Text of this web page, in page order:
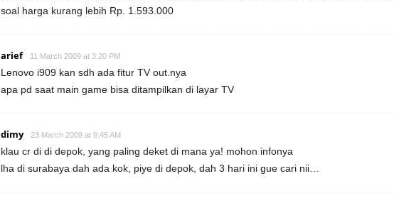
soal harga kurang lebih Rp. 1.593.000
arief 11 March 2009 at 3:20 PM
Lenovo i909 kan sdh ada fitur TV out.nya
apa pd saat main game bisa ditampilkan di layar TV
dimy 23 March 2009 at 9:45 AM
klau cr di di depok, yang paling deket di mana ya! mohon infonya
lha di surabaya dah ada kok, piye di depok, dah 3 hari ini gue cari nii…